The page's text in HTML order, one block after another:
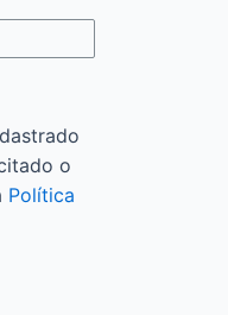
o
Política